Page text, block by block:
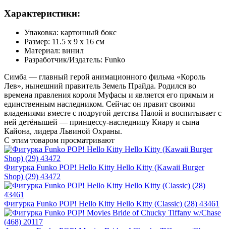
Характеристики:
Упаковка: картонный бокс
Размер: 11.5 х 9 х 16 см
Материал: винил
Разработчик/Издатель: Funko
Симба — главный герой анимационного фильма «Король
Лев», нынешний правитель Земель Прайда. Родился во
времена правления короля Муфасы и является его прямым и
единственным наследником. Сейчас он правит своими
владениями вместе с подругой детства Налой и воспитывает с
ней детёнышей — принцессу-наследницу Киару и сына
Кайона, лидера Львиной Охраны.
С этим товаром просматривают
Фигурка Funko POP! Hello Kitty Hello Kitty (Kawaii Burger
Shop) (29) 43472
Фигурка Funko POP! Hello Kitty Hello Kitty (Classic) (28) 43461